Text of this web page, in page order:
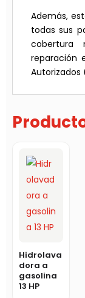
Además,
todas sus
cobertura
reparación
Autorizados
Hidrolava
dora a
gasolina
13 HP